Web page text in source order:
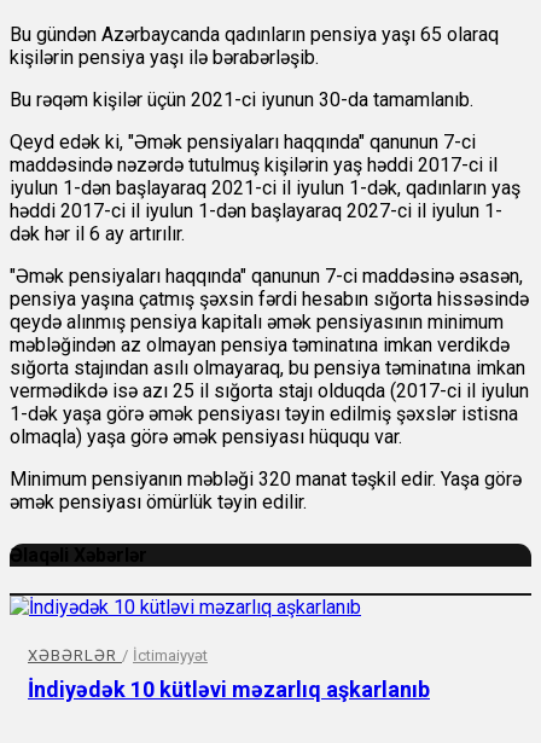
Bu gündən Azərbaycanda qadınların pensiya yaşı 65 olaraq
kişilərin pensiya yaşı ilə bərabərləşib.
Bu rəqəm kişilər üçün 2021-ci iyunun 30-da tamamlanıb.
Qeyd edək ki, "Əmək pensiyaları haqqında" qanunun 7-ci
maddəsində nəzərdə tutulmuş kişilərin yaş həddi 2017-ci il
iyulun 1-dən başlayaraq 2021-ci il iyulun 1-dək, qadınların yaş
həddi 2017-ci il iyulun 1-dən başlayaraq 2027-ci il iyulun 1-
dək hər il 6 ay artırılır.
"Əmək pensiyaları haqqında" qanunun 7-ci maddəsinə əsasən,
pensiya yaşına çatmış şəxsin fərdi hesabın sığorta hissəsində
qeydə alınmış pensiya kapitalı əmək pensiyasının minimum
məbləğindən az olmayan pensiya təminatına imkan verdikdə
sığorta stajından asılı olmayaraq, bu pensiya təminatına imkan
vermədikdə isə azı 25 il sığorta stajı olduqda (2017-ci il iyulun
1-dək yaşa görə əmək pensiyası təyin edilmiş şəxslər istisna
olmaqla) yaşa görə əmək pensiyası hüququ var.
Minimum pensiyanın məbləği 320 manat təşkil edir. Yaşa görə
əmək pensiyası ömürlük təyin edilir.
Əlaqəli Xəbərlər
XƏBƏRLƏR / İctimaiyyət
İndiyədək 10 kütləvi məzarlıq aşkarlanıb